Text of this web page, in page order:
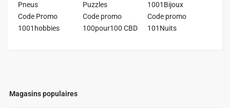
Magasins populaires
Pneus
Puzzles
1001Bijoux
Code Promo
1001hobbies
Code promo
100pour100 CBD
Code promo
101Nuits